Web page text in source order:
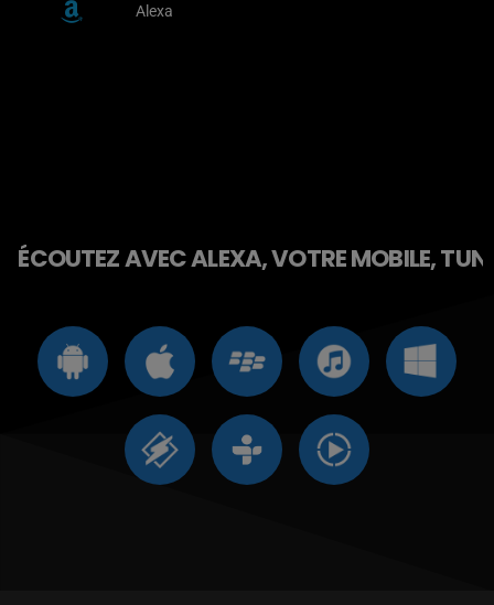
Alexa
ÉCOUTEZ AVEC ALEXA, VOTRE MOBILE,